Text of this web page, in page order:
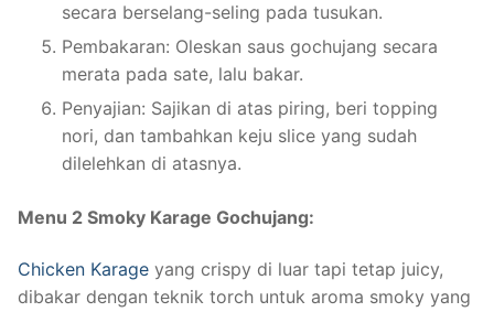
secara berselang-seling pada tusukan.
Pembakaran: Oleskan saus gochujang secara
merata pada sate, lalu bakar.
Penyajian: Sajikan di atas piring, beri topping
nori, dan tambahkan keju slice yang sudah
dilelehkan di atasnya.
Menu 2 Smoky Karage Gochujang:
Chicken Karage yang crispy di luar tapi tetap juicy,
dibakar dengan teknik torch untuk aroma smoky yang